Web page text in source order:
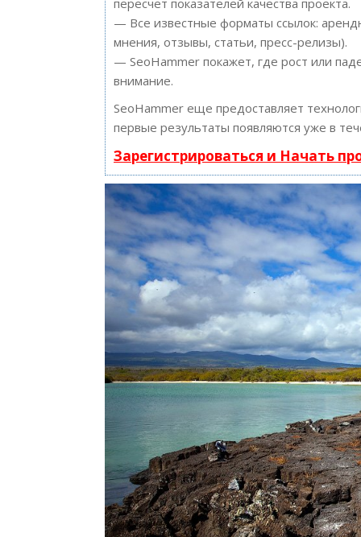
— Все известные форматы ссылок:
мнения, отзывы, статьи, пресс-релизы).
— SeoHammer покажет, где рост или
внимание.
SeoHammer еще предоставляет
первые результаты появляются уже в
Зарегистрироваться и Начать